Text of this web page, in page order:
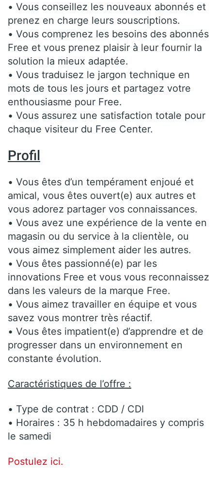
• Vous conseillez les nouveaux abonnés et
prenez en charge leurs souscriptions.
• Vous comprenez les besoins des abonnés
Free et vous prenez plaisir à leur fournir la
solution la mieux adaptée.
• Vous traduisez le jargon technique en
mots de tous les jours et partagez votre
enthousiasme pour Free.
• Vous assurez une satisfaction totale pour
chaque visiteur du Free Center.
Profil
• Vous êtes d’un tempérament enjoué et
amical, vous êtes ouvert(e) aux autres et
vous adorez partager vos connaissances.
• Vous avez une expérience de la vente en
magasin ou du service à la clientèle, ou
vous aimez simplement aider les autres.
• Vous êtes passionné(e) par les
innovations Free et vous vous reconnaissez
dans les valeurs de la marque Free.
• Vous aimez travailler en équipe et vous
savez vous montrer très réactif.
• Vous êtes impatient(e) d’apprendre et de
progresser dans un environnement en
constante évolution.
Caractéristiques de l’offre :
• Type de contrat : CDD / CDI
• Horaires : 35 h hebdomadaires y compris
le samedi
Postulez ici.